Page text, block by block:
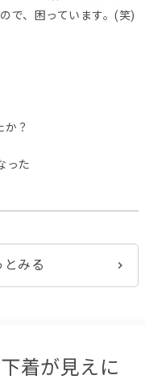
で、困っています。(笑)
？
った
とみる
着が見えに